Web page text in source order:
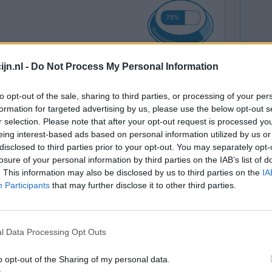
- Do Not Process My Personal Information
opt-out of the sale, sharing to third parties, or processing of your
for targeted advertising by us, please use the below opt-out
selection. Please note that after your opt-out request is processed
interest-based ads based on personal information utilized by us
to third parties prior to your opt-out. You may separately
of your personal information by third parties on the IAB’s list of
This information may also be disclosed by us to third parties on the
Participants that may further disclose it to other third parties.
Data Processing Opt Outs
opt-out of the Sharing of my personal data.
Hoeveelheid bijwerkingen
nacht
/pijnllijke buik. Nu afgelopen vrijdag infuus
lucht s nachts. Maar nu de afgelopen dagen
0 reacties